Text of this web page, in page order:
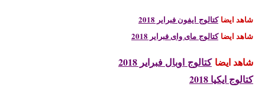
شاهد ايضاكتالوج ايفون فبراير 2018
شاهد ايضا كتالوج ماى واى فبراير 2018
شاهد ايضاكتالوج اوبال فبراير 2018
كتالوج ايكيا 2018